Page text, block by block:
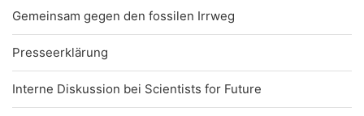
Gemeinsam gegen den fossilen Irrweg
Presseerklärung
Interne Diskussion bei Scientists for Future